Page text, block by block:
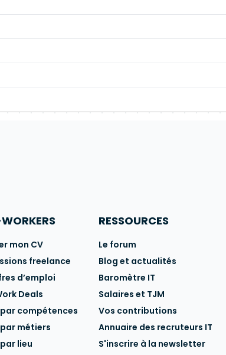
mon CV
freelance
d’emploi
Deals
compétences
métiers
lieu
RESSOURCES
Le forum
Blog et actualités
Baromètre IT
Salaires et TJM
Vos contributions
Annuaire des recruteurs IT
S'inscrire à la newsletter